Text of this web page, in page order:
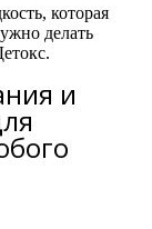
которая
делать
и